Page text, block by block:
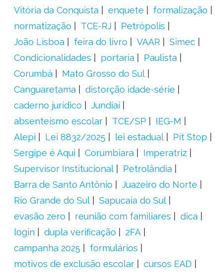
Vitória da Conquista
enquete
formalização
normatização
TCE-RJ
Petrópolis
João Lisboa
feira do livro VAAR
Simec
Condicionalidades
portaria
Paulista
Corumbá
Mato Grosso do Sul
Canguaretama
distorção idade-série
caderno jurídico
Jundiaí
absenteísmo escolar
TCE/SP
IEG-M
Alepi
Lei 8832/2025 lei estadual
Pit Stop
Sergipe é Aqui
Corumbiara
Imperatriz
Supervisor Institucional
Petrolândia
Barra de Santo Antônio
Juazeiro do Norte
Rio Grande do Sul
Sapucaia do Sul
evasão zero
reunião com familiares
dica
login
dupla verificação
2FA
campanha 2025
formulários
motivos de exclusão escolar
cursos EAD